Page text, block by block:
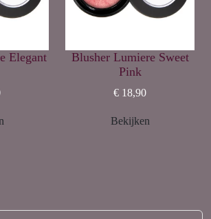
Elegant
Blusher Lumiere Sweet
Pink
€ 18,90
Bekijken